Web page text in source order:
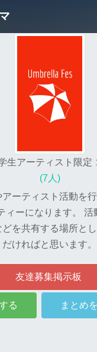
生アーティスト限定
(7人)
ーティスト活動を
ィーになります。 活
を共有する場所と
だければと思います。
友達募集掲示板
る まとめ